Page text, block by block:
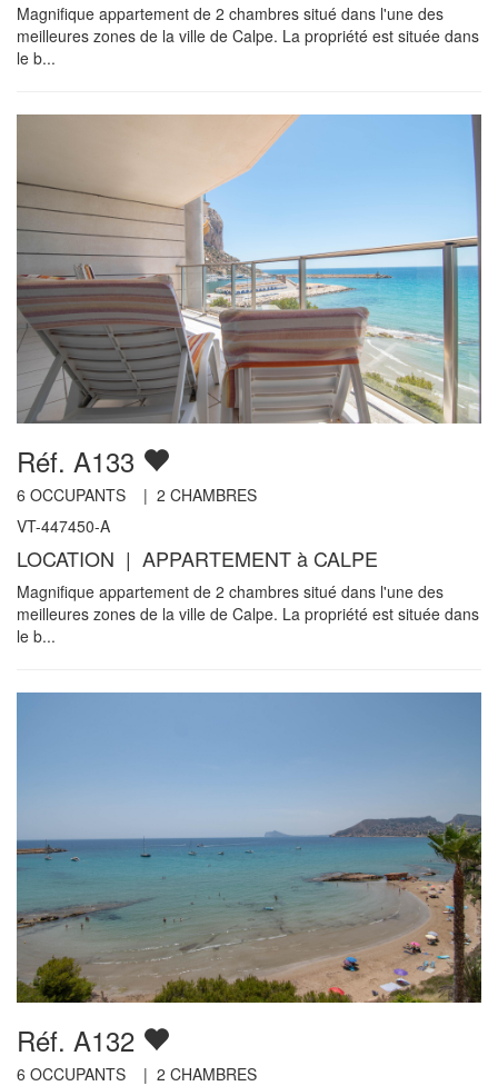
Magnifique appartement de 2 chambres situé dans l'une des
meilleures zones de la ville de Calpe. La propriété est située dans
le b...
Réf. A133
6 OCCUPANTS | 2 CHAMBRES
VT-447450-A
LOCATION | APPARTEMENT à CALPE
Magnifique appartement de 2 chambres situé dans l'une des
meilleures zones de la ville de Calpe. La propriété est située dans
le b...
Réf. A132
6 OCCUPANTS | 2 CHAMBRES